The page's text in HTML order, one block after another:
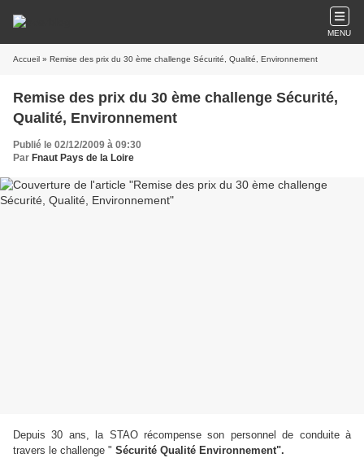
MENU
Accueil » Remise des prix du 30 ème challenge Sécurité, Qualité, Environnement
Remise des prix du 30 ème challenge Sécurité,
Qualité, Environnement
Publié le 02/12/2009 à 09:30
Par Fnaut Pays de la Loire
Depuis 30 ans, la STAO récompense son personnel de conduite à
travers le challenge " Sécurité Qualité Environnement".